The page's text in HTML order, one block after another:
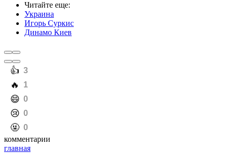
Читайте еще:
Украина
Игорь Суркис
Динамо Киев
️👍 3
️🔥 1
️😄 0
️😢 0
️🤬 0
комментарии
главная